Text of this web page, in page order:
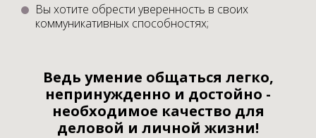
Вы хотите обрести уверенность в своих
коммуникативных способностях;
Ведь умение общаться легко,
непринужденно и достойно -
необходимое качество для
деловой и личной жизни!